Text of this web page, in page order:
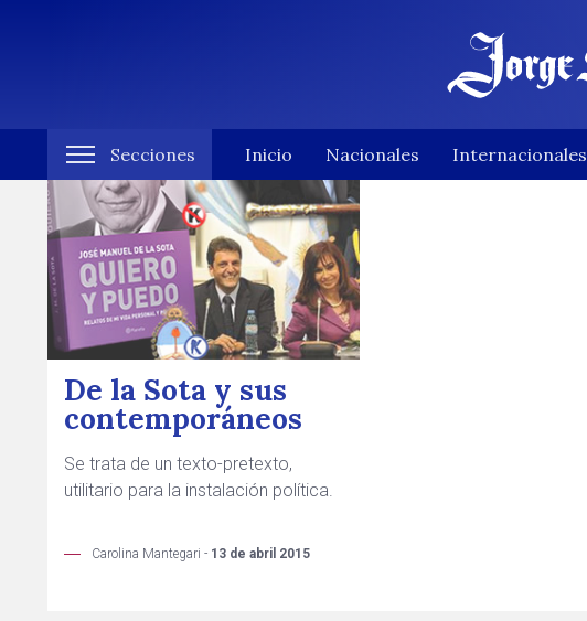
Secciones Inicio Nacionales Internacionales
De la Sota y sus
contemporáneos
Se trata de un texto-pretexto,
utilitario para la instalación política.
Carolina Mantegari - 13 de abril 2015